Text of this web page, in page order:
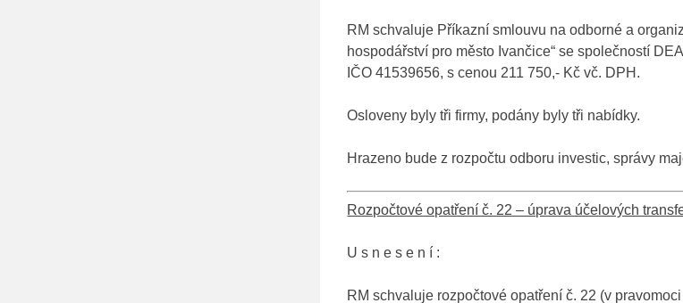
RM schvaluje Příkazní smlouvu na odborné a
hospodářství pro město Ivančice“ se společností
IČO 41539656, s cenou 211 750,- Kč vč. DPH.
Osloveny byly tři firmy, podány byly tři nabídky.
Hrazeno bude z rozpočtu odboru investic, správy
Rozpočtové opatření č. 22 – úprava účelových
U s n e s e n í :
RM schvaluje rozpočtové opatření č. 22 (v